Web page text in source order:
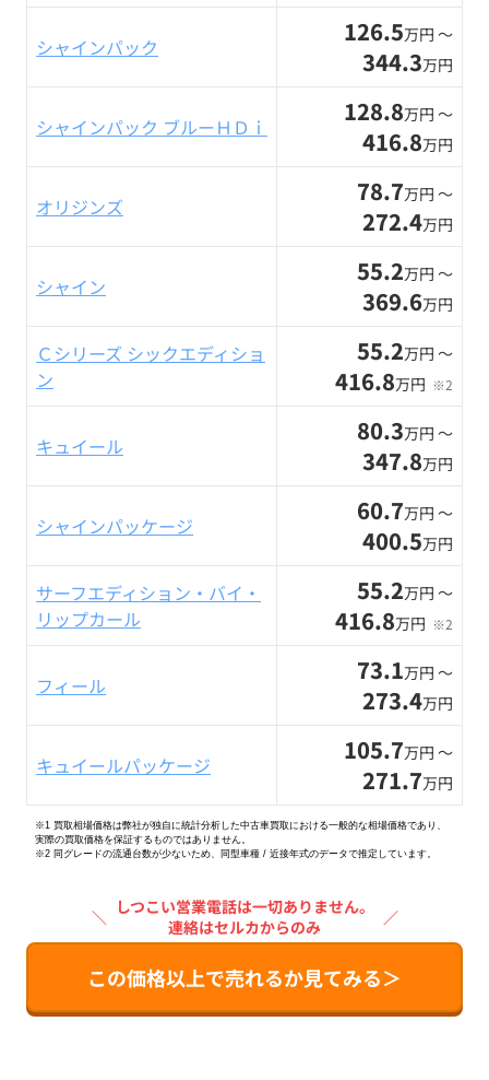
シャインパック 126.5万円 〜
344.3万円
シャインパック ブルーＨＤｉ 128.8万円 〜
416.8万円
オリジンズ 78.7万円 〜
272.4万円
シャイン 55.2万円 〜
369.6万円
Ｃシリーズ シックエディショ
ン
55.2万円 〜
416.8万円 ※2
キュイール 80.3万円 〜
347.8万円
シャインパッケージ 60.7万円 〜
400.5万円
サーフエディション・バイ・
リップカール
55.2万円 〜
416.8万円 ※2
フィール 73.1万円 〜
273.4万円
キュイールパッケージ 105.7万円 〜
271.7万円
※1 買取相場価格は弊社が独自に統計分析した中古車買取における一般的な相場価格であり、
実際の買取価格を保証するものではありません。
※2 同グレードの流通台数が少ないため、同型車種 / 近接年式のデータで推定しています。
＼ しつこい営業電話は一切ありません。
連絡はセルカからのみ
／
この価格以上で売れるか見てみる＞